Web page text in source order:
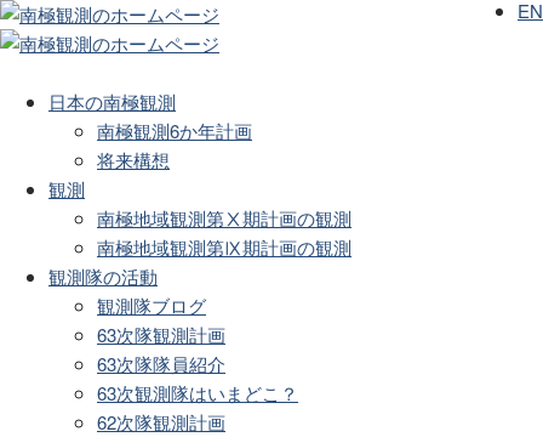
日本の南極観測
南極観測6か年計画
将来構想
観測
南極地域観測第Ⅹ期計画の観測
南極地域観測第Ⅸ期計画の観測
観測隊の活動
観測隊ブログ
63次隊観測計画
63次隊隊員紹介
63次観測隊はいまどこ？
62次隊観測計画
EN